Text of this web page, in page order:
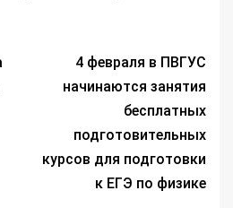
4 февраля в ПВГУС
начинаются занятия
бесплатных
подготовительных
курсов для подготовки
к ЕГЭ по физике